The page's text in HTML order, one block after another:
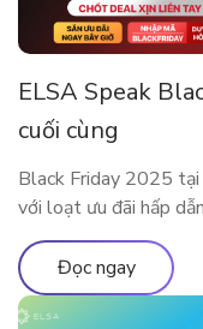
ELSA Speak
cuối cùng
Black Friday 2025 tại
với loạt ưu đãi hấp
Triệu sắp cháy
hữu các gói ELSA
có. Trải nghiệm […]
Đọc ngay